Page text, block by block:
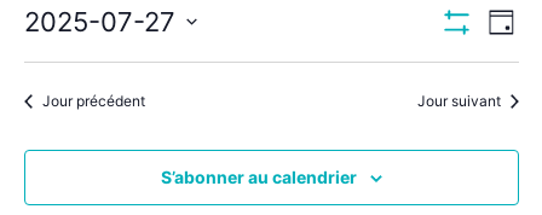
parde
Jour
2025-07-27
une
date.Jour précédent Jour suivant
S’abonner au calendrier